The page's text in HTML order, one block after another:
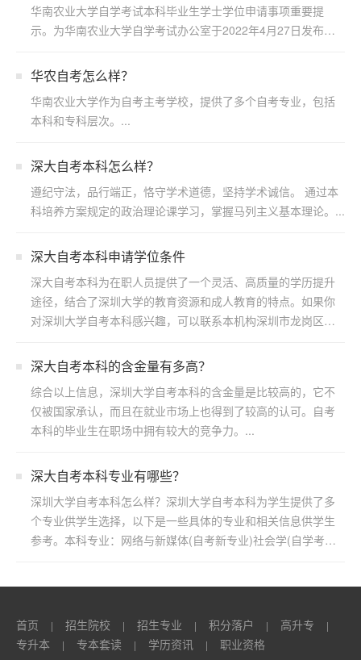
华南农业大学自学考试本科毕业生学士学位申请事项重要提
示。为华南农业大学自学考试办公室于2022年4月27日发布，
华农自考怎么样？
华南农业大学作为自考主考学校，提供了多个自考专业，包括
本科和专科层次。...
深大自考本科怎么样？
遵纪守法，品行端正，恪守学术道德，坚持学术诚信。 通过本
科培养方案规定的政治理论课学习，掌握马列主义基本理论。...
深大自考本科申请学位条件
深大自考本科为在职人员提供了一个灵活、高质量的学历提升
途径，结合了深圳大学的教育资源和成人教育的特点。如果你
对深圳大学自考本科感兴趣，可以联系本机构深圳市龙岗区浩
​深大自考本科的含金量有多高？
综合以上信息，深圳大学自考本科的含金量是比较高的，它不
仅被国家承认，而且在就业市场上也得到了较高的认可。自考
本科的毕业生在职场中拥有较大的竞争力。...
深大自考本科专业有哪些？
深圳大学自考本科怎么样？深圳大学自考本科为学生提供了多
个专业供学生选择，以下是一些具体的专业和相关信息供学生
参考。本科专业：网络与新媒体(自考新专业)社会学(自学考
首页 | 招生院校 | 招生专业 | 积分落户 | 高升专 |
专升本 | 专本套读 | 学历资讯 | 职业资格